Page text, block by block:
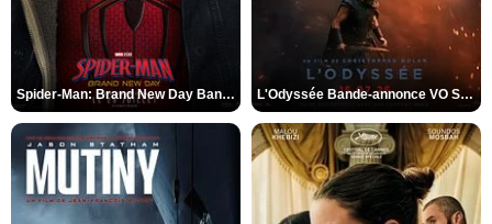
Spider-Man: Brand New Day Bande-annonce VO STFR L'Odyssée Bande-annonce VO STFR